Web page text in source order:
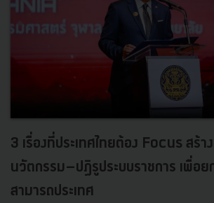
3 เรื่องที่ประเทศไทยต้อง Focus สร้า
นวัตกรรม–ปฏิรูประบบราชการ เพื่อย
สามารถประเทศ